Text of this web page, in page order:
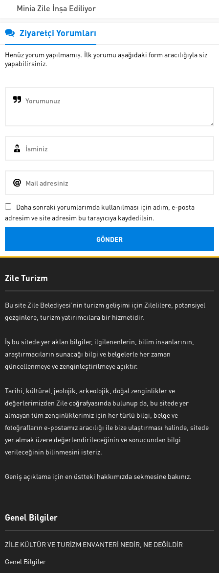
Minia Zile İnşa Ediliyor
Ziyaretçi Yorumları
Henüz yorum yapılmamış. İlk yorumu aşağıdaki form aracılığıyla siz
yapabilirsiniz.
Daha sonraki yorumlarımda kullanılması için adım, e-posta
adresim ve site adresim bu tarayıcıya kaydedilsin.
Zile Turizm
Bu site Zile Belediyesi’nin turizm gelişimi için Zilelilere, potansiyel
gezginlere, turizm yatırımcılara bir hizmetidir.
İş bu sitede yer aklan bilgiler, ilgilenenlerin, bilim insanlarının,
araştırmacıların sunacağı bilgi ve belgelerle her zaman
güncellenmeye ve zenginleştirilmeye açıktır.
Tarihi, kültürel, jeolojik, arkeolojik, doğal zenginlikler ve
değerlerimizden Zile coğrafyasında bulunup da, bu sitede yer
almayan tüm zenginliklerimiz için her türlü bilgi, belge ve
fotoğrafların e-postamız aracılığı ile bize ulaştırması halinde, sitede
yer almak üzere değerlendirileceğinin ve sonucundan bilgi
verileceğinin bilinmesini isteriz.
Geniş açıklama için en üstteki hakkımızda sekmesine bakınız.
Genel Bilgiler
ZİLE KÜLTÜR VE TURİZM ENVANTERİ NEDİR, NE DEĞİLDİR
Genel Bilgiler